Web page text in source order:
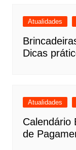
Atualidades
Dicas
Atualidades
Calendário
de